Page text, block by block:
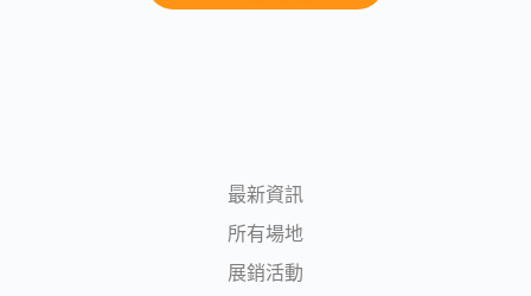
最新資訊
所有場地
展銷活動